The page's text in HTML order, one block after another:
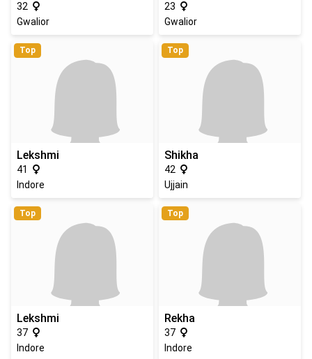
32
Gwalior
23
Gwalior
Top
Lekshmi
41
Indore
Top
Shikha
42
Ujjain
Top
Lekshmi
37
Indore
Top
Rekha
37
Indore